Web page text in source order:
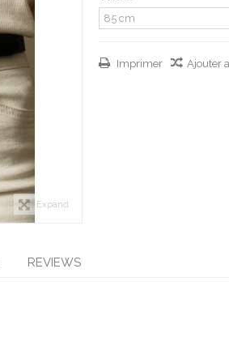
Expand
Imprimer Ajouter
REVIEWS